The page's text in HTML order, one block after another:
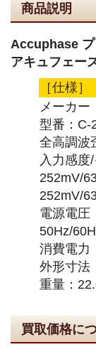
商品説明
Accuphase プ
アキュフェー
［仕様］
メーカー
型番：C-
全高調波
入力感度
252mV/
252mV/
電源電圧
50Hz/
消費電力
外形寸法
重量：
買取価格に